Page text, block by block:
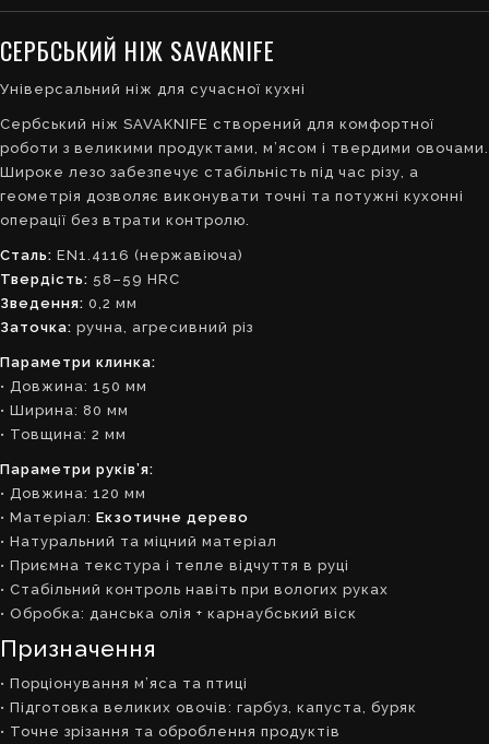
СЕРБСЬКИЙ НІЖ SAVAKNIFE
Універсальний ніж для сучасної кухні
Сербський ніж SAVAKNIFE створений для комфортної
роботи з великими продуктами, м’ясом і твердими овочами.
Широке лезо забезпечує стабільність під час різу, а
геометрія дозволяє виконувати точні та потужні кухонні
операції без втрати контролю.
Сталь: EN1.4116 (нержавіюча)
Твердість: 58–59 HRC
Зведення: 0,2 мм
Заточка: ручна, агресивний різ
Параметри клинка:
• Довжина: 150 мм
• Ширина: 80 мм
• Товщина: 2 мм
Параметри руків’я:
• Довжина: 120 мм
• Матеріал: Екзотичне дерево
• Натуральний та міцний матеріал
• Приємна текстура і тепле відчуття в руці
• Стабільний контроль навіть при вологих руках
• Обробка: данська олія + карнаубський віск
Призначення
• Порціонування м’яса та птиці
• Підготовка великих овочів: гарбуз, капуста, буряк
• Точне зрізання та оброблення продуктів